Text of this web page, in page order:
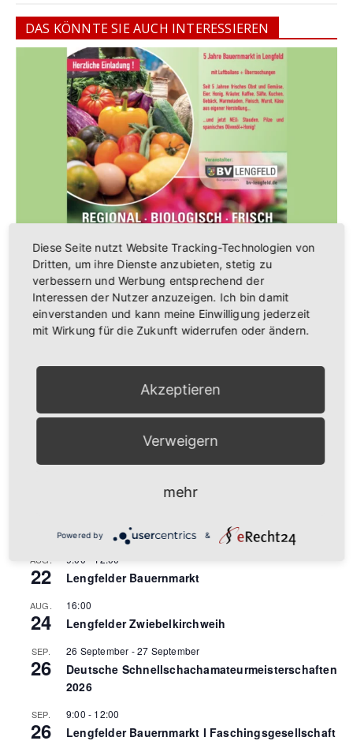
DAS KÖNNTE SIE AUCH INTERESSIEREN
PV-Upcycling I DEIN kostenloses PV-Modul für DEIN
Balkonkraftwerk I 02.05.2026
Anstehende Veranstaltungen
AUG.
22
9:00 12:00
Lengfelder Bauernmarkt
AUG.
24
16:00
Lengfelder Zwiebelkirchweih
SEP.
26
26 September -27 September
Deutsche Schnellschachamateurmeisterschaften
2026
SEP.
26
9:00 - 12:00
Lengfelder Bauernmarkt I Faschingsgesellschaft
Diese Seite nutzt Website Tracking-Technologien von
Dritten, um ihre Dienste anzubieten, stetig zu
verbessern und Werbung entsprechend der
Interessen der Nutzer anzuzeigen. Ich bin damit
einverstanden und kann meine Einwilligung jederzeit
mit Wirkung für die Zukunft widerrufen oder ändern.
Akzeptieren
Verweigern
mehr
Powered by &